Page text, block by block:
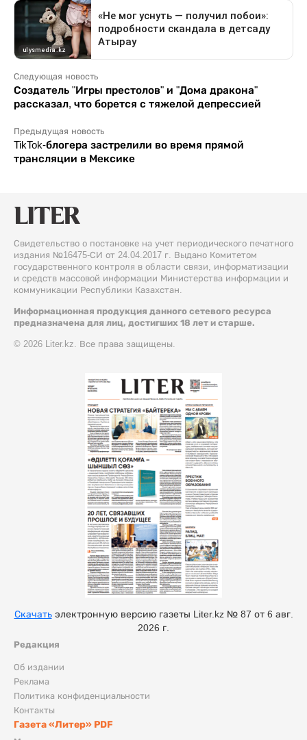
Следующая новость
Создатель "Игры престолов" и "Дома дракона"
рассказал, что борется с тяжелой депрессией
Предыдущая новость
TikTok-блогера застрелили во время прямой
трансляции в Мексике
Свидетельство о постановке на учет периодического печатного
издания №16475-СИ от 24.04.2017 г. Выдано Комитетом
государственного контроля в области связи, информатизации
и средств массовой информации Министерства информации и
коммуникации Республики Казахстан.
Информационная продукция данного сетевого ресурса
предназначена для лиц, достигших 18 лет и старше.
© 2026 Liter.kz. Все права защищены.
Редакция
Об издании
Реклама
Политика конфиденциальности
Контакты
Газета «Литер» PDF
Скачатьэлектронную версию газеты Liter.kz № 87 от 6 авг.
2026 г.